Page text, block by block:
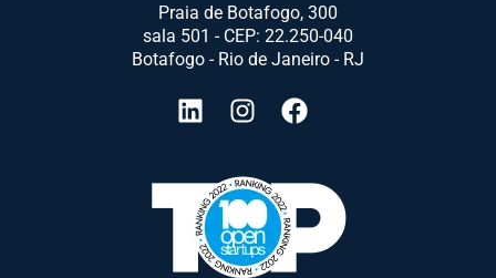
Praia de Botafogo, 300
sala 501 - CEP: 22.250-040
Botafogo - Rio de Janeiro - RJ